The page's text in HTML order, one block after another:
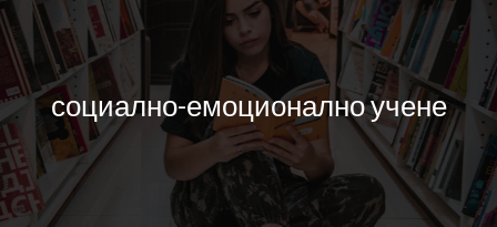
социално-емоционално учене